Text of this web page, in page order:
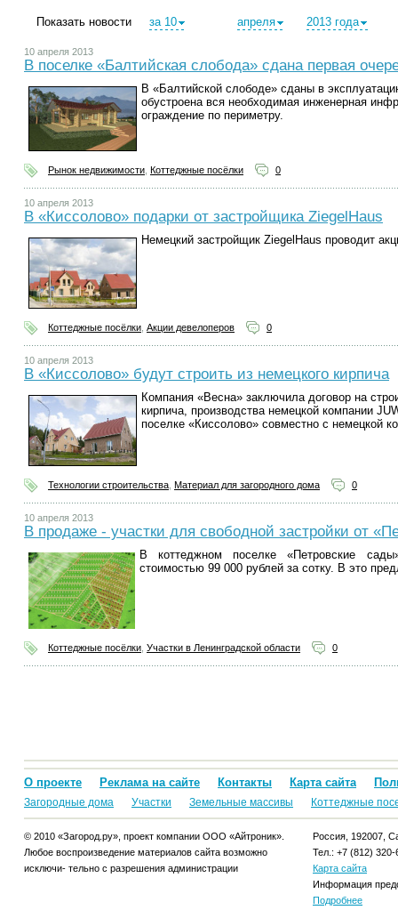
Показать новости за 10 апреля 2013 года
10 апреля 2013
В поселке «Балтийская слобода» сдана первая
В «Балтийской слободе» сданы в
обустроена вся необходимая инженерная
ограждение по периметру.
Рынок недвижимости Коттеджные посёлки 0
10 апреля 2013
В «Киссолово» подарки от застройщика ZiegelHaus
Немецкий застройщик ZiegelHaus проводит
Коттеджные посёлки Акции девелоперов 0
10 апреля 2013
В «Киссолово» будут строить из немецкого кирпича
Компания «Весна» заключила договор на
кирпича, производства немецкой компании
поселке «Киссолово» совместно с немецкой
Технологии строительства Материал для загородного дома 0
10 апреля 2013
В продаже - участки для свободной застройки от
В коттеджном поселке «Петровские
стоимостью 99 000 рублей за сотку. В это
Коттеджные посёлки Участки в Ленинградской области 0
О проекте Реклама на сайте Контакты Карта сайта
Загородные дома Участки Земельные массивы Коттеджные
© 2010 «Загород.ру», проект компании ООО «Айтроник».
Любое воспроизведение материалов сайта возможно
исключи- тельно с разрешения администрации
Россия, 192007,
Тел.: +7 (812) 320-
Карта сайта
Информация
Подробнее